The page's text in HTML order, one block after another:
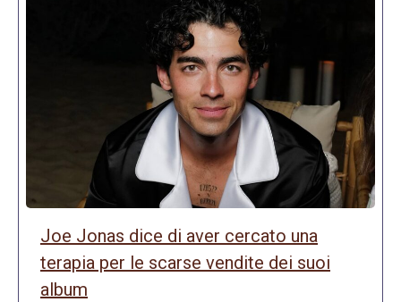
Joe Jonas dice di aver cercato una
terapia per le scarse vendite dei suoi
album